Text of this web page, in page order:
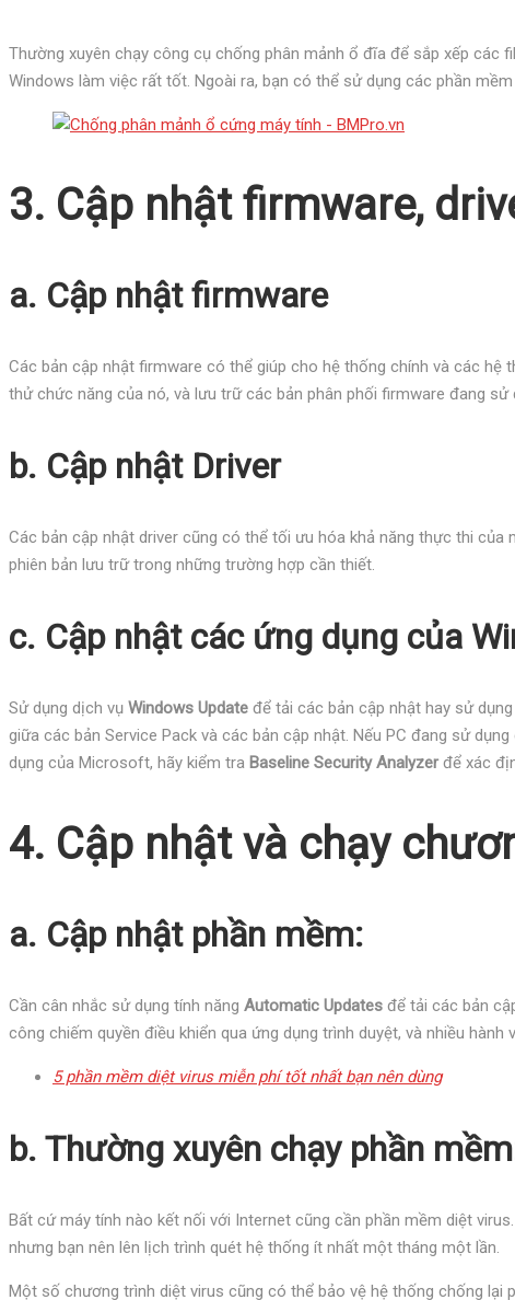
Thường xuyên chạy công cụ chống phân mảnh ổ đĩa để sắp xếp các
Windows làm việc rất tốt. Ngoài ra, bạn có thể sử dụng các phần
3. Cập nhật firmware,
a. Cập nhật firmware
Các bản cập nhật firmware có thể giúp cho hệ thống chính và các
thử chức năng của nó, và lưu trữ các bản phân phối firmware đang
b. Cập nhật Driver
Các bản cập nhật driver cũng có thể tối ưu hóa khả năng thực thi
phiên bản lưu trữ trong những trường hợp cần thiết.
c. Cập nhật các ứng dụng của
Sử dụng dịch vụ Windows Update để tải các bản cập nhật hay sử dụng
giữa các bản Service Pack và các bản cập nhật. Nếu PC đang sử
dụng của Microsoft, hãy kiểm tra Baseline Security Analyzerđể xác
4. Cập nhật và chạy
a. Cập nhật phần mềm:
Cần cân nhắc sử dụng tính năng Automatic Updates để tải các bản
công chiếm quyền điều khiển qua ứng dụng trình duyệt, và nhiều hành
5 phần mềm diệt virus miễn phí tốt nhất bạn nên dùng
b. Thường xuyên chạy phần
Bất cứ máy tính nào kết nối với Internet cũng cần phần mềm diệt
nhưng bạn nên lên lịch trình quét hệ thống ít nhất một tháng một lần.
Một số chương trình diệt virus cũng có thể bảo vệ hệ thống chống lại